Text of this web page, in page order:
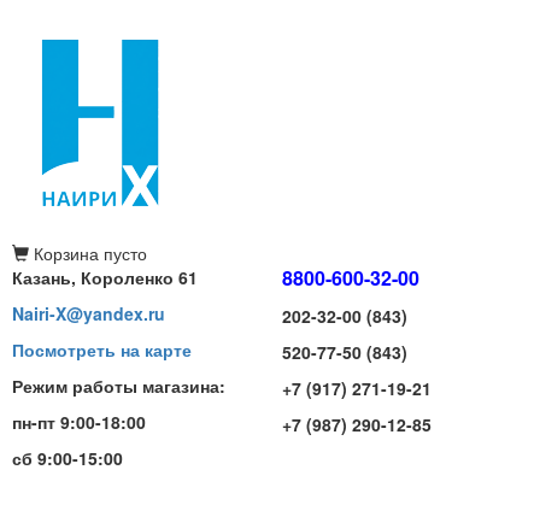
Корзина пусто
Казань, Короленко 61
Nairi-X@yandex.ru
Посмотреть на карте
Режим работы магазина:
пн-пт 9:00-18:00
сб 9:00-15:00
8800-600-32-00
202-32-00 (843)
520-77-50 (843)
+7 (917) 271-19-21
+7 (987) 290-12-85